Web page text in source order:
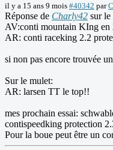
il y a 15 ans 9 mois #40342 par
Réponse de Charly42 sur le
AV:conti mountain KIng en
AR: conti raceking 2.2
si non pas encore trouvée
Sur le mulet:
AR: larsen TT le top!!
mes prochain essai:
contispeedking protection
Pour la boue peut être un